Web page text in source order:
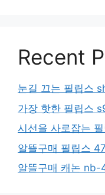
Recent
눈길 끄는 필립스
가장 핫한 필립스
시선을 사로잡는
알뜰구매 필립스
알뜰구매 캐논 nb-